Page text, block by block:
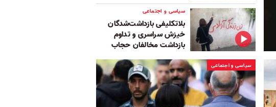
سیاسی و اجتماعی
بلاتکلیفی بازداشت‌شدگان
خیزش سراسری و تداوم
بازداشت مخالفان حجاب
سیاسی و اجتماعی